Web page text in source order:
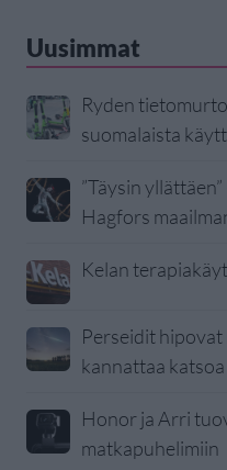
Uusimmat
Ryden
suomalaista
”Täysin
Hagfors
Kelan
Perseidit hipovat
kannattaa
Honor ja Arri
matkapuhelimiin